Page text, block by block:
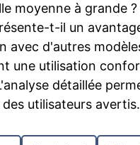
moyenne à grande
t-il un
avec d'autres
une utilisation
détaillée
utilisateurs avertis.